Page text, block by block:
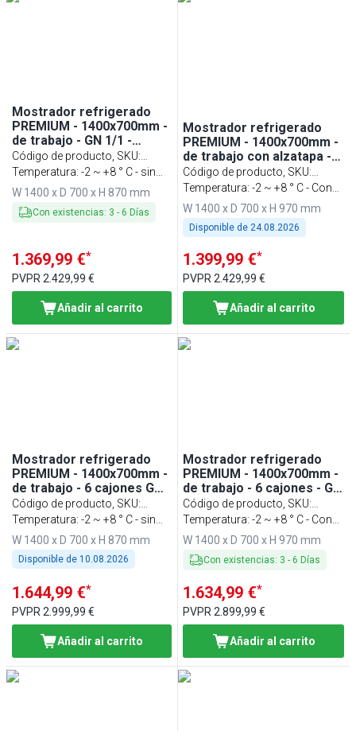
Mostrador refrigerado
PREMIUM - 1400x700mm -
de trabajo - GN 1/1 -
refrigeración ventilada - 1
puerta y 2 cajones
Código de producto, SKU:
KTF147NDT2S-EF
Temperatura: -2 ~ +8 ° C - sin
zócalo
W 1400 x D 700 x H 870 mm
Con existencias: 3 - 6 Días
1.369,99 €*
PVPR 2.429,99 €
Añadir al carrito
Mostrador refrigerado
PREMIUM - 1400x700mm -
de trabajo con alzatapa - 1
puerta y 2 cajones - GN
1/1 - refrigeración
ventilada
Código de producto, SKU:
KTF147ANDT2S-EF
Temperatura: -2 ~ +8 ° C - Con
zócalo
W 1400 x D 700 x H 970 mm
Disponible de24.08.2026
1.399,99 €*
PVPR2.429,99 €
Añadir al carrito
Mostrador refrigerado
PREMIUM - 1400x700mm -
de trabajo - 6 cajones GN
1/1 - refrigeración
ventilada - 281l
Código de producto, SKU:
KTF147ND6S-EF
Temperatura: -2 ~ +8 ° C - sin
zócalo
W 1400 x D 700 x H 870 mm
Disponible de 10.08.2026
1.644,99 €*
PVPR 2.999,99 €
Añadir al carrito
Mostrador refrigerado
PREMIUM - 1400x700mm -
de trabajo - 6 cajones - GN
1/1 - refrigeración
ventilada
Código de producto, SKU:
KTF147AND6S-EF
Temperatura: -2 ~ +8 ° C - Con
zócalo
W 1400 x D 700 x H 970 mm
Con existencias: 3 - 6 Días
1.634,99 €*
PVPR2.899,99 €
Añadir al carrito